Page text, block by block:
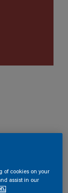
of cookies on your
assist in our